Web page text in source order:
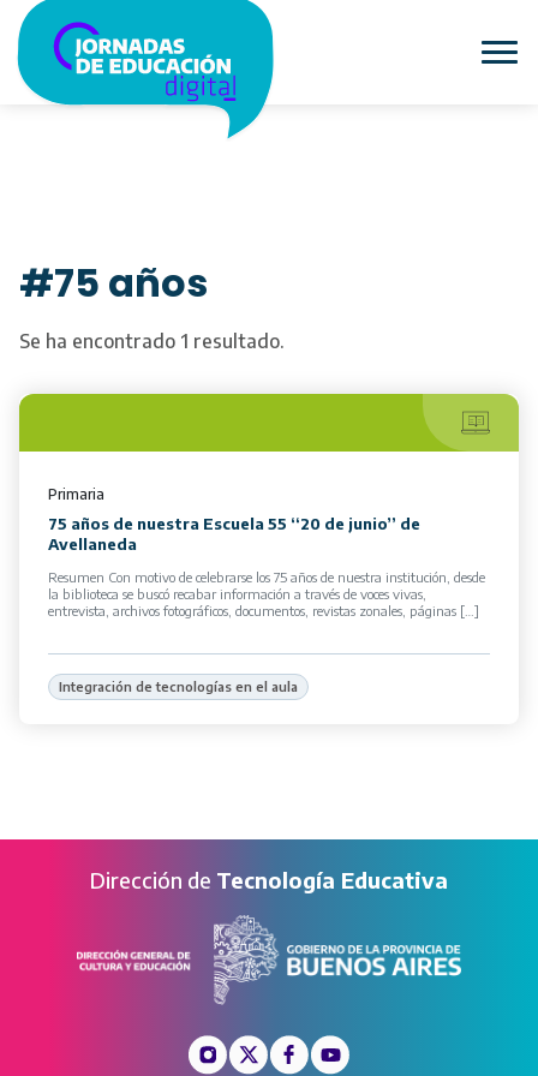
#75 años
Se ha encontrado 1 resultado.
Primaria
75 años de nuestra Escuela 55 “20 de junio” de
Avellaneda
Resumen Con motivo de celebrarse los 75 años de nuestra institución, desde
la biblioteca se buscó recabar información a través de voces vivas,
entrevista, archivos fotográficos, documentos, revistas zonales, páginas […]
Integración de tecnologías en el aula
Dirección de Tecnología Educativa